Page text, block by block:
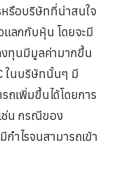
หรือบริษัทที่น่าสนใจ
แลกกับหุ้น โดยจะมี
งทุนมีมูลค่ามากขึ้น
ในบริษัทนั้นๆ มี
เพิ่มขึ้นได้โดยการ
ช่น กรณีของ
ำไรจนสามารถเข้า